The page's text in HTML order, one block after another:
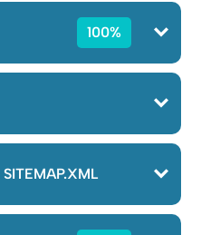
100%